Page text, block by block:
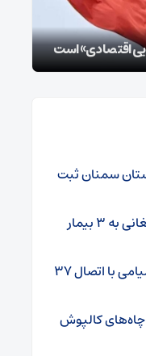
اقتصادی» است
حج تمتع ۱۴۰۵ در استان سمنان ثبت
اهدای اعضای کودک ۶ ساله دامغانی به ۳ بیمار
توسعه زیرساخت‌های ارتباطی میامی با اتصال ۳۷
چاه‌های کالپوش